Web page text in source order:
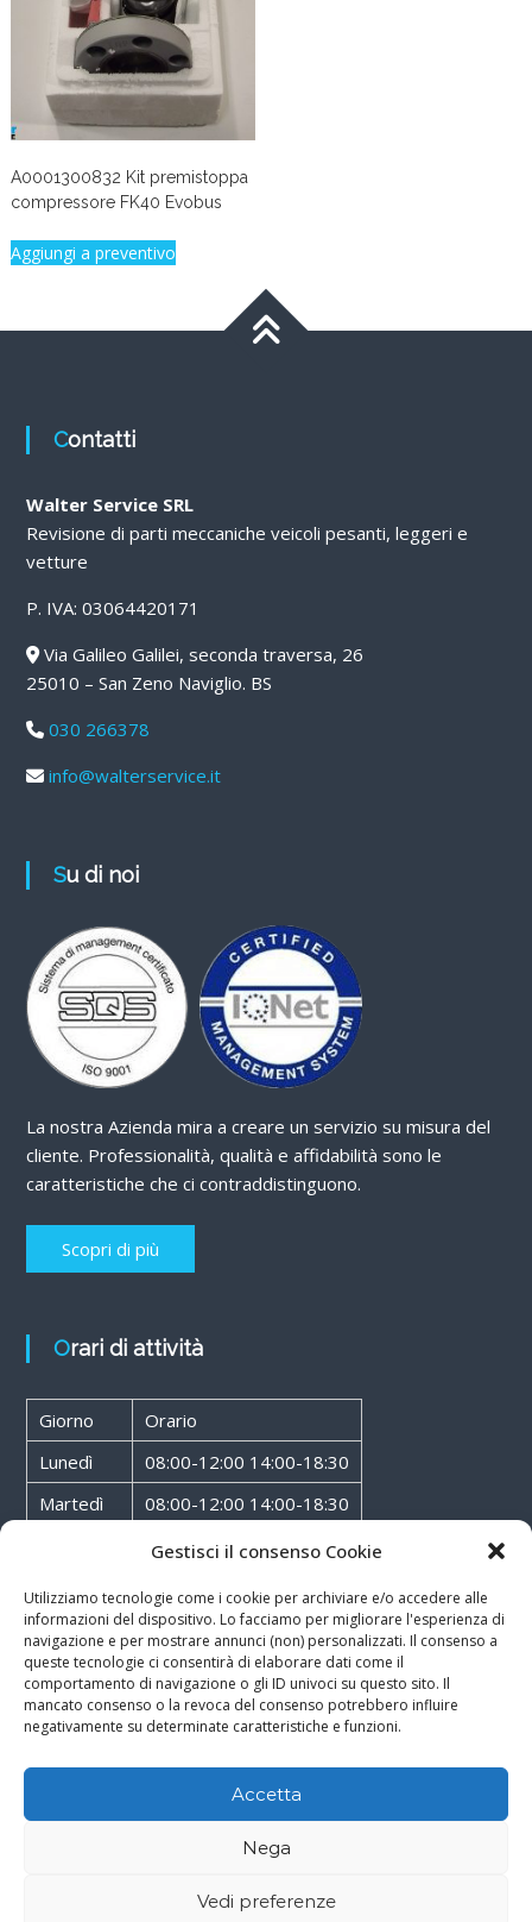
Gestisci il consenso Cookie
Utilizziamo tecnologie come i cookie per archiviare e/o accedere alle
informazioni del dispositivo. Lo facciamo per migliorare l'esperienza di
navigazione e per mostrare annunci (non) personalizzati. Il consenso a
queste tecnologie ci consentirà di elaborare dati come il
comportamento di navigazione o gli ID univoci su questo sito. Il
mancato consenso o la revoca del consenso potrebbero influire
negativamente su determinate caratteristiche e funzioni.
Accetta
Nega
Vedi preferenze
A0001300832 Kit premistoppa
compressore FK40 Evobus
Aggiungi a preventivo
Contatti
Walter Service SRL
Revisione di parti meccaniche veicoli pesanti, leggeri e
vetture
P. IVA: 03064420171
Via Galileo Galilei, seconda traversa, 26
25010 – San Zeno Naviglio. BS
030 266378
info@walterservice.it
Su di noi
La nostra Azienda mira a creare un servizio su misura del
cliente. Professionalità, qualità e affidabilità sono le
caratteristiche che ci contraddistinguono.
Scopri di più
Orari di attività
Giorno
Orario
Lunedì
08:00-12:00 14:00-18:30
Martedì
08:00-12:00 14:00-18:30
08:00-12:00 14:00-18:30
Giovedì
08:00-12:00 14:00-18:30
Venerdì
08:00-12:00 14:00-18:30
Sabato
08:00-12:00
Rossoxweb